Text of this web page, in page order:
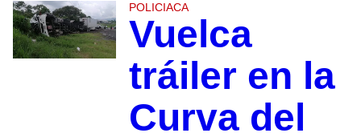
POLICIACA
Vuelca
tráiler en la
Curva del